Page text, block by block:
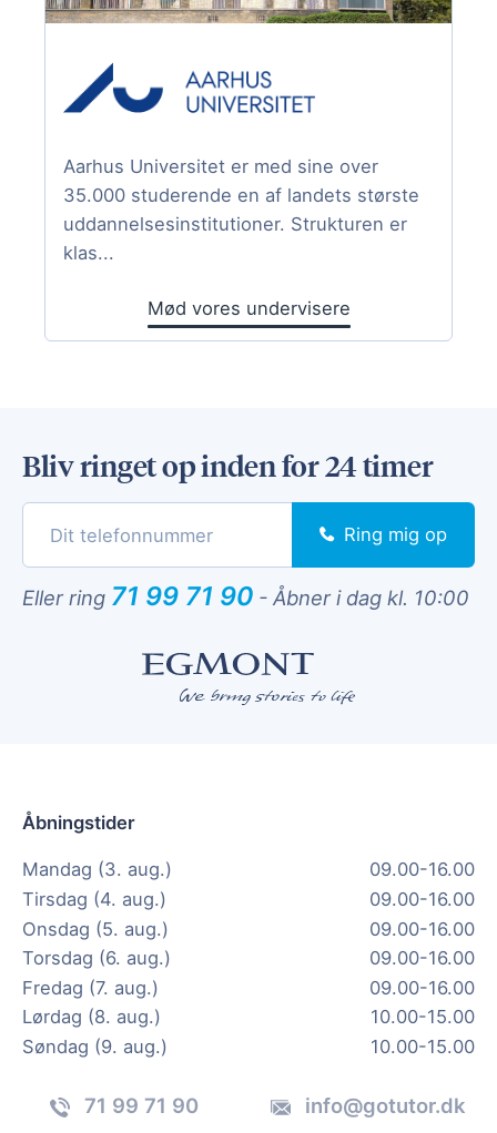
Aarhus Universitet er med sine over
35.000 studerende en af landets største
uddannelsesinstitutioner. Strukturen er
klas...
Mød vores undervisere
Bliv ringet op inden for 24 timer
Ring mig op
Eller ring 71 99 71 90 - Åbner i dag kl. 10:00
Åbningstider
Mandag (3. aug.)
09.00-16.00
Tirsdag (4. aug.)
09.00-16.00
Onsdag (5. aug.)
09.00-16.00
Torsdag (6. aug.)
09.00-16.00
Fredag (7. aug.)
09.00-16.00
Lørdag (8. aug.)
10.00-15.00
Søndag (9. aug.)
10.00-15.00
71 99 71 90 info@gotutor.dk